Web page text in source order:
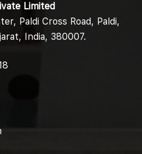
Limited
Paldi Cross Road, Paldi,
India, 380007.